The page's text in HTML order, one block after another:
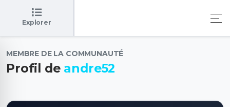
Explorer
MEMBRE DE LA COMMUNAUTÉ
Profil de andre52